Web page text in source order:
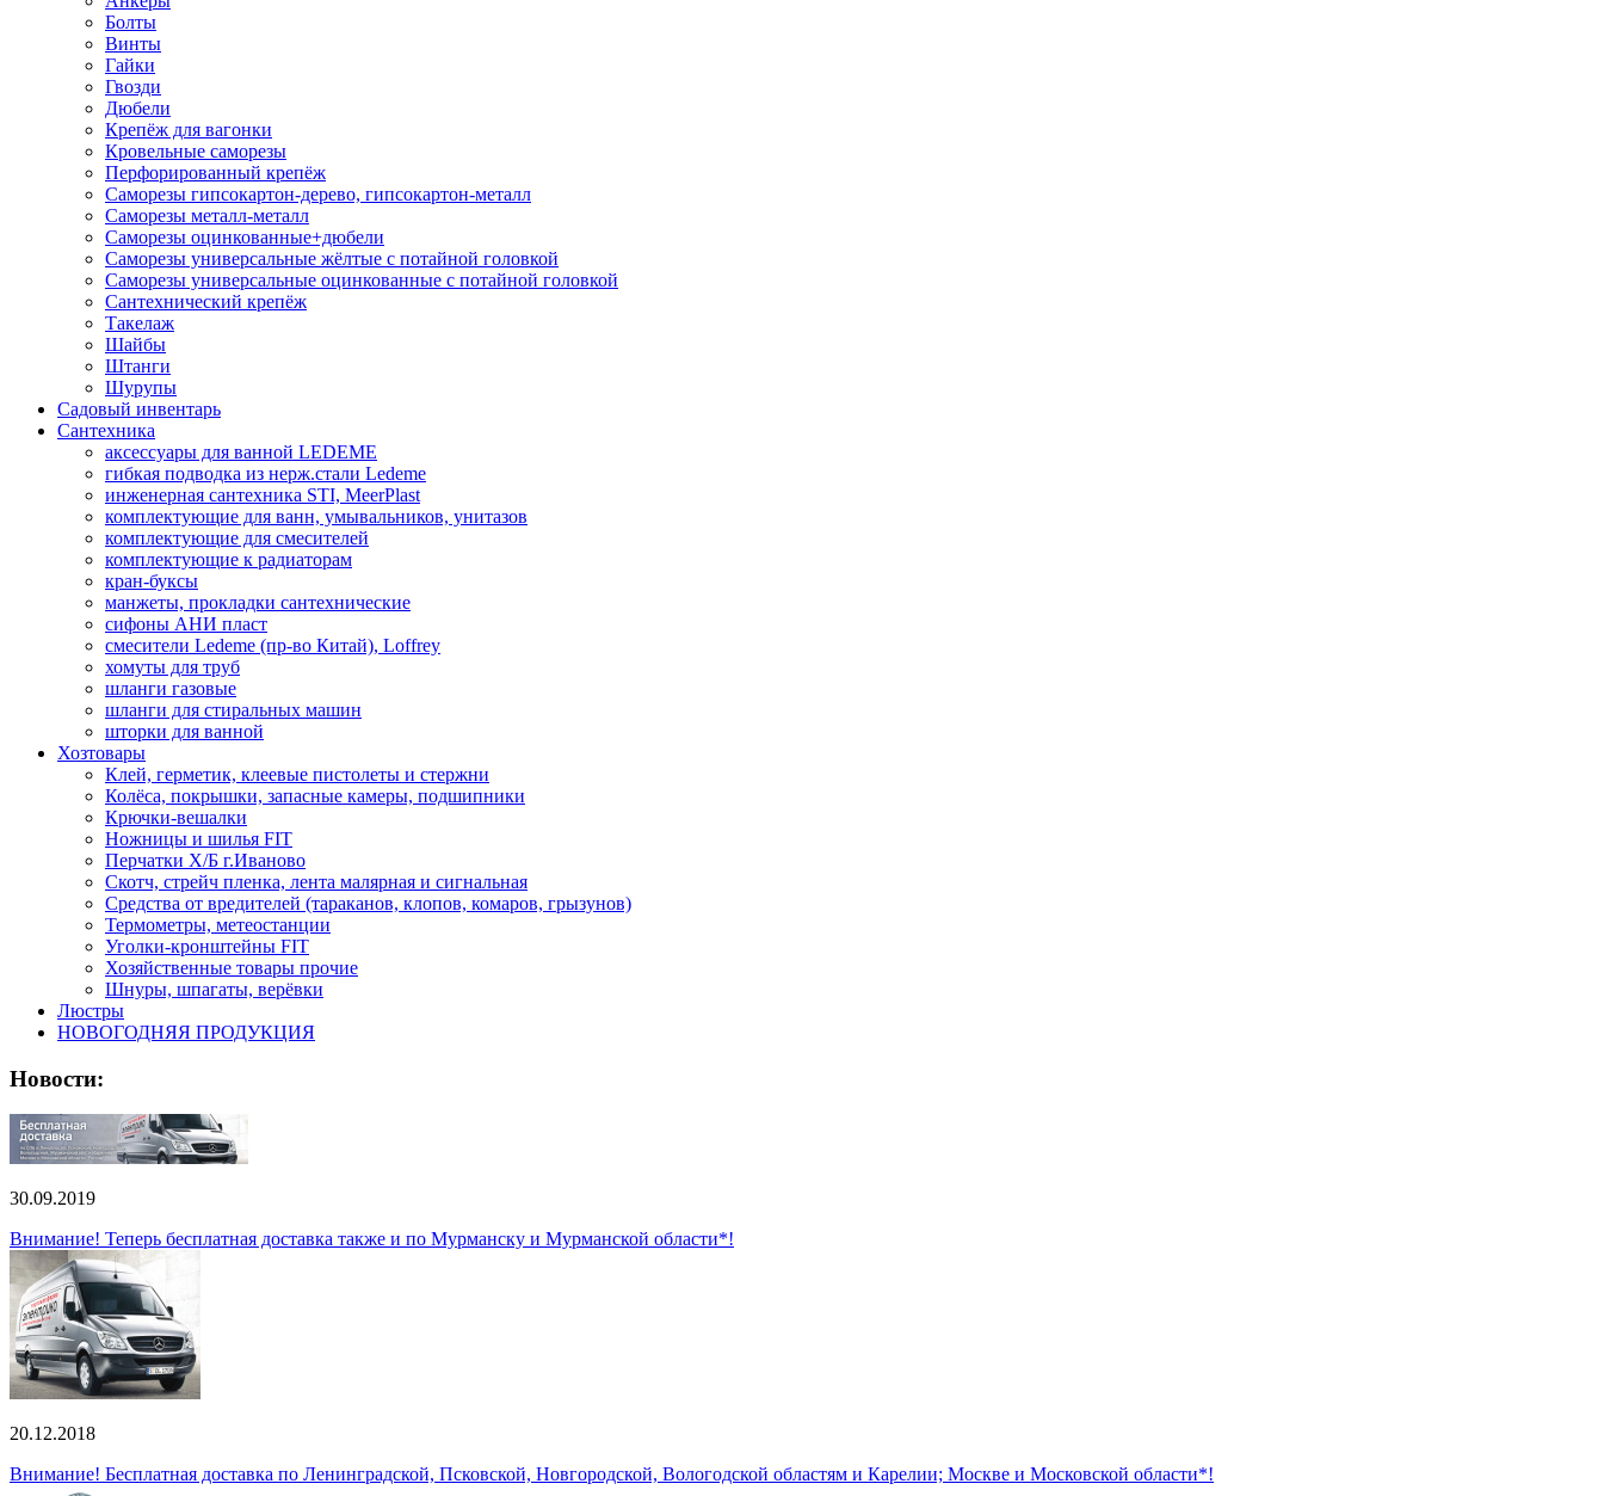
Болты
Винты
Гайки
Гвозди
Дюбели
Крепёж для вагонки
Кровельные саморезы
Перфорированный крепёж
Саморезы гипсокартон-дерево, гипсокартон-металл
Саморезы металл-металл
Саморезы оцинкованные+дюбели
Саморезы универсальные жёлтые с потайной головкой
Саморезы универсальные оцинкованные с потайной головкой
Сантехнический крепёж
Такелаж
Шайбы
Штанги
Шурупы
Садовый инвентарь
Сантехника
аксессуары для ванной LEDEME
гибкая подводка из нерж.стали Ledeme
инженерная сантехника STI, MeerPlast
комплектующие для ванн, умывальников, унитазов
комплектующие для смесителей
комплектующие к радиаторам
кран-буксы
манжеты, прокладки сантехнические
сифоны АНИ пласт
смесители Ledeme (пр-во Китай), Loffrey
хомуты для труб
шланги газовые
шланги для стиральных машин
шторки для ванной
Хозтовары
Клей, герметик, клеевые пистолеты и стержни
Колёса, покрышки, запасные камеры, подшипники
Крючки-вешалки
Ножницы и шилья FIT
Перчатки Х/Б г.Иваново
Скотч, стрейч пленка, лента малярная и сигнальная
Средства от вредителей (тараканов, клопов, комаров, грызунов)
Термометры, метеостанции
Уголки-кронштейны FIT
Хозяйственные товары прочие
Шнуры, шпагаты, верёвки
Люстры
НОВОГОДНЯЯ ПРОДУКЦИЯ
Новости:
30.09.2019
Внимание! Теперь бесплатная доставка также и по Мурманску и Мурманской области*!
20.12.2018
Внимание! Бесплатная доставка по Ленинградской, Псковской, Новгородской, Вологодской областям и Карелии; Москве и Московской области*!